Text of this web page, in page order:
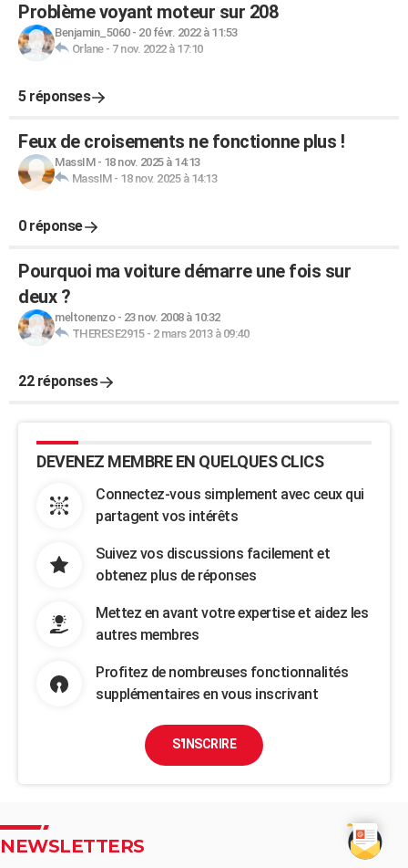
Problème voyant moteur sur 208
Benjamin_5060- 20 févr. 2022 à 11:53
Orlane- 7 nov. 2022 à 17:10
5 réponses
Feux de croisements ne fonctionne plus !
MassIM- 18 nov. 2025 à 14:13
MassIM- 18 nov. 2025 à 14:13
0 réponse
Pourquoi ma voiture démarre une fois sur
deux ?
meltonenzo- 23 nov. 2008 à 10:32
THERESE2915- 2 mars 2013 à 09:40
22 réponses
DEVENEZ MEMBRE EN QUELQUES CLICS
Connectez-vous simplement avec ceux qui
partagent vos intérêts
Suivez vos discussions facilement et
obtenez plus de réponses
Mettez en avant votre expertise et aidez les
autres membres
Profitez de nombreuses fonctionnalités
supplémentaires en vous inscrivant
S'INSCRIRE
NEWSLETTERS